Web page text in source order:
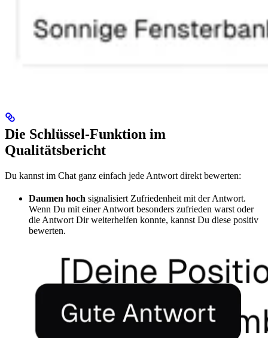
Die Schlüssel-Funktion im
Qualitätsbericht
Du kannst im Chat ganz einfach jede Antwort direkt bewerten:
Daumen hoch signalisiert Zufriedenheit mit der Antwort.
Wenn Du mit einer Antwort besonders zufrieden warst oder
die Antwort Dir weiterhelfen konnte, kannst Du diese positiv
bewerten.